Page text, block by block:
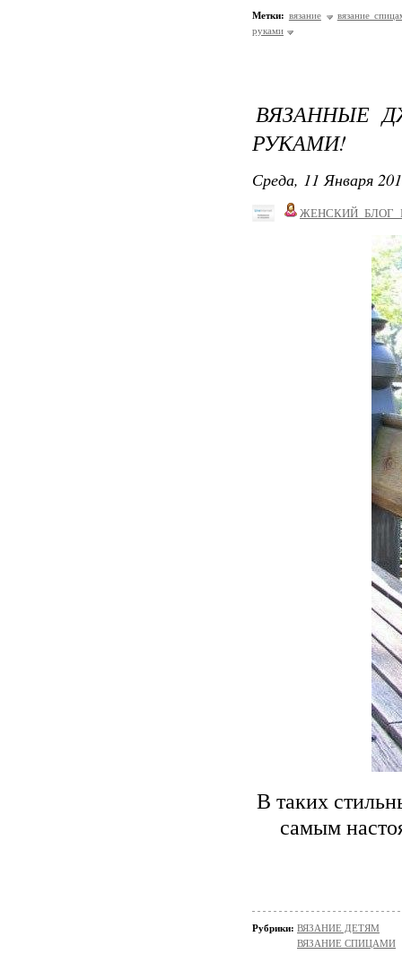
Метки: вязание
вязание
руками
ВЯЗАННЫЕ
РУКАМИ!
Среда, 11 Января
В таких
самым
Рубрики: ВЯЗАНИЕ ДЕТЯМ
ВЯЗАНИЕ СПИЦАМИ